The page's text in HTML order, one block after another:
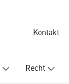
Kontakt
Recht